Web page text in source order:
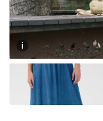
Rady a tipy